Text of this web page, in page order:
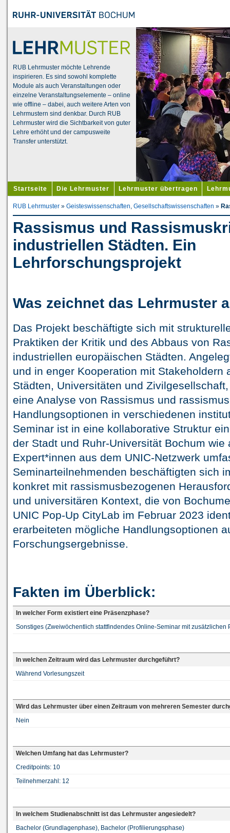
RUB Lehrmuster möchte Lehrende
inspirieren. Es sind sowohl komplette
Module als auch Veranstaltungen oder
einzelne Veranstaltungselemente – online
wie offline – dabei, auch weitere Arten von
Lehrmustern sind denkbar. Durch RUB
Lehrmuster wird die Sichtbarkeit von guter
Lehre erhöht und der campusweite
Transfer unterstützt.
Startseite Die Lehrmuster Lehrmuster übertragen
RUB Lehrmuster » Geisteswissenschaften Gesellschaftswissenschaften »
Rassismus und
industriellen Städten. Ein
Lehrforschungsprojekt
Was zeichnet das Lehrmuster
Das Projekt beschäftigte sich mit
Praktiken der Kritik und des Abbaus von
industriellen europäischen Städten.
und in enger Kooperation mit Stakeholdern
Städten, Universitäten und
eine Analyse von Rassismus und
Handlungsoptionen in verschiedenen
Seminar ist in eine kollaborative Struktur
der Stadt und Ruhr-Universität Bochum
Expert*innen aus dem UNIC-Netzwerk
Seminarteilnehmenden beschäftigten sich
konkret mit rassismusbezogenen
und universitären Kontext, die von
UNIC Pop-Up CityLab im Februar 2023
erarbeiteten mögliche Handlungsoptionen
Forschungsergebnisse.
Fakten im Überblick:
In welcher Form existiert eine Präsenzphase?
Sonstiges (Zweiwöchentlich stattfindendes Online-Seminar mit zusätzlichen
In welchen Zeitraum wird das Lehrmuster durchgeführt?
Während Vorlesungszeit
Wird das Lehrmuster über einen Zeitraum von mehreren Semester
Nein
Welchen Umfang hat das Lehrmuster?
Creditpoints: 10
Teilnehmerzahl: 12
In welchem Studienabschnitt ist das Lehrmuster angesiedelt?
Bachelor (Grundlagenphase), Bachelor (Profilierungsphase)